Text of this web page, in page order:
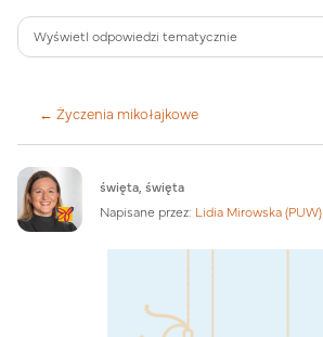
← Życzenia mikołajkowe
święta, święta
Napisane przez: Lidia Mirowska (PUW)
Liczba odpowiedzi: 0